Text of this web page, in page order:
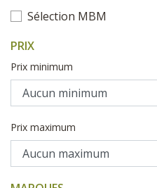
Sélection MBM
PRIX
Prix minimum
Prix maximum